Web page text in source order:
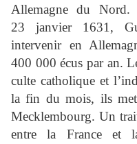
Allemagne du
23 janvier 1631,
intervenir en
400 000 écus par an.
culte catholique et
la fin du mois, ils
Mecklembourg. Un
entre la France et